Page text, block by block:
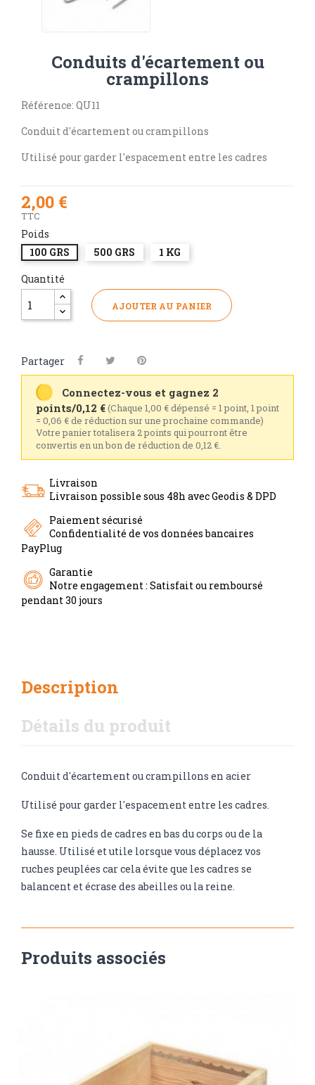
Conduits d'écartement ou
crampillons
Référence: QU11
Conduit d'écartement ou crampillons
Utilisé pour garder l'espacement entre les cadres
2,00 €
TTC
Poids
100 GRS
500 GRS
1 KG
Quantité
AJOUTER AU PANIER
Partager
Connectez-vous et gagnez 2
points/0,12 €(Chaque 1,00 € dépensé = 1 point, 1 point
= 0,06 € de réduction sur une prochaine commande)
Votre panier totalisera 2 points qui pourront être
convertis en un bon de réduction de 0,12 €.
Livraison
Livraison possible sous 48h avec Geodis & DPD
Paiement sécurisé
Confidentialité de vos données bancaires
PayPlug
Garantie
Notre engagement : Satisfait ou remboursé
pendant 30 jours
Description
Détails du produit
Conduit d'écartement ou crampillons en acier
Utilisé pour garder l'espacement entre les cadres.
Se fixe en pieds de cadres en bas du corps ou de la
hausse. Utilisé et utile lorsque vous déplacez vos
ruches peuplées car cela évite que les cadres se
balancent et écrase des abeilles ou la reine.
Produits associés